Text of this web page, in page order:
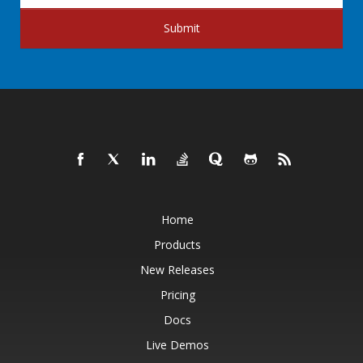
Submit
Home
Products
New Releases
Pricing
Docs
Live Demos